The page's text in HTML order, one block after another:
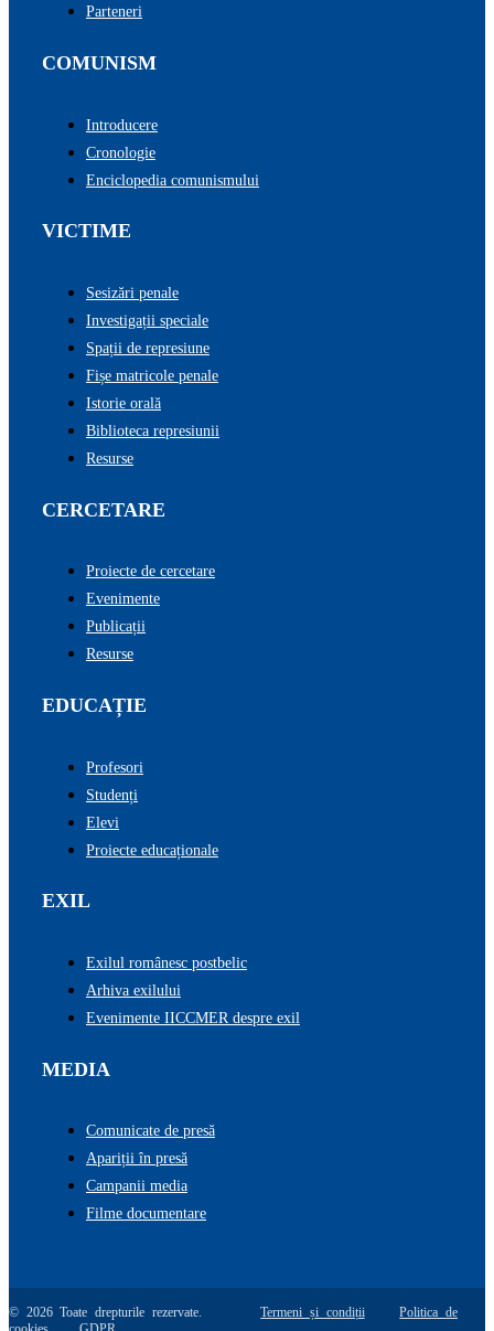
Parteneri
COMUNISM
Introducere
Cronologie
Enciclopedia comunismului
VICTIME
Sesizări penale
Investigații speciale
Spații de represiune
Fișe matricole penale
Istorie orală
Biblioteca represiunii
Resurse
CERCETARE
Proiecte de cercetare
Evenimente
Publicații
Resurse
EDUCAȚIE
Profesori
Studenți
Elevi
Proiecte educaționale
EXIL
Exilul românesc postbelic
Arhiva exilului
Evenimente IICCMER despre exil
MEDIA
Comunicate de presă
Apariții în presă
Campanii media
Filme documentare
© 2026 Toate drepturile rezervate.Termeni și condiții
Politica de